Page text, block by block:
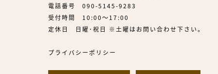
電話番号 090-5145-9283
受付時間 10:00～17:00
定休日 日曜･祝日 ※土曜はお問い合わせ下さい。
プライバシーポリシー